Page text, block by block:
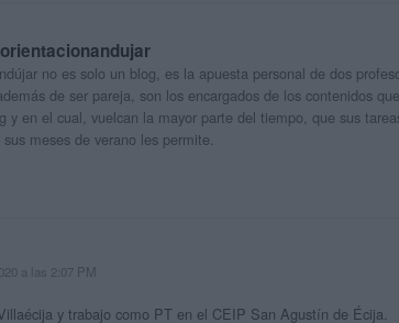
no es solo un blog, es la apuesta personal de dos
de ser pareja, son los encargados de los contenidos
y en el cual, vuelcan la mayor parte del tiempo, que sus
meses de verano les permite.
a las 2:07 PM
y trabajo como PT en el CEIP San Agustín de Écija.